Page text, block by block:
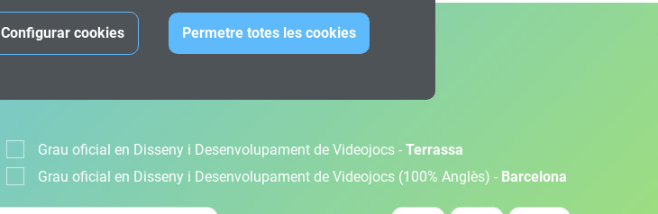
Configurar cookies Permetre totes les cookies
Grau oficial en Disseny i Desenvolupament de Videojocs - Terrassa
Grau oficial en Disseny i Desenvolupament de Videojocs (100% Anglès) - Barcelona